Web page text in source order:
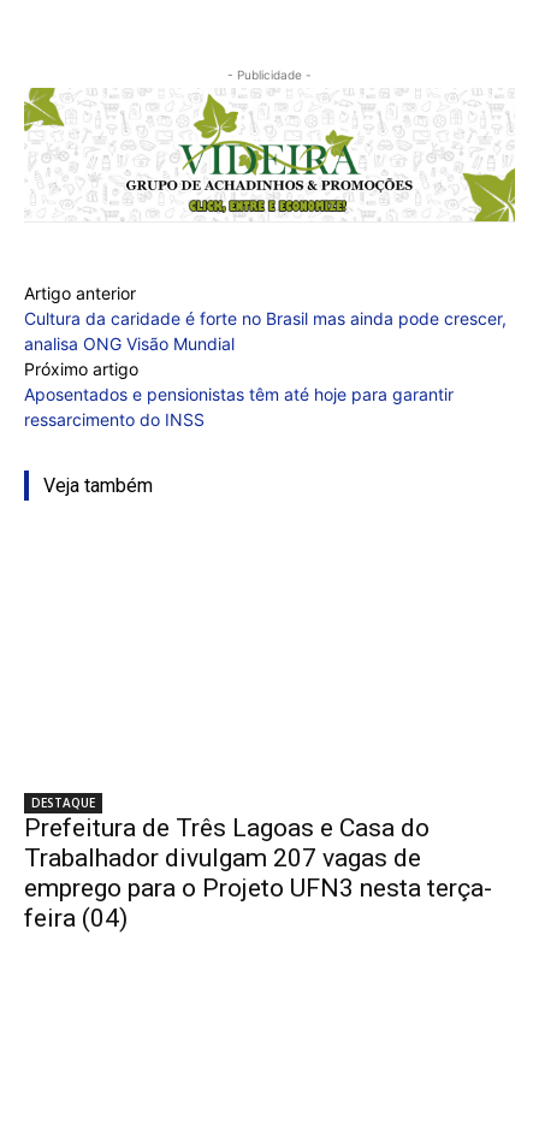
- Publicidade -
Artigo anterior
Cultura da caridade é forte no Brasil mas ainda pode crescer,
analisa ONG Visão Mundial
Próximo artigo
Aposentados e pensionistas têm até hoje para garantir
ressarcimento do INSS
Veja também
DESTAQUE
Prefeitura de Três Lagoas e Casa do
Trabalhador divulgam 207 vagas de
emprego para o Projeto UFN3 nesta terça-
feira (04)